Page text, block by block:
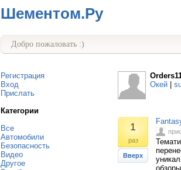
Шементом.Ру
Добро пожаловать :)
Регистрация
Вход
Прислать
Категории
Все
Автомобили
Безопасность
Видео
Другое
Окей
1
раз
Вверх